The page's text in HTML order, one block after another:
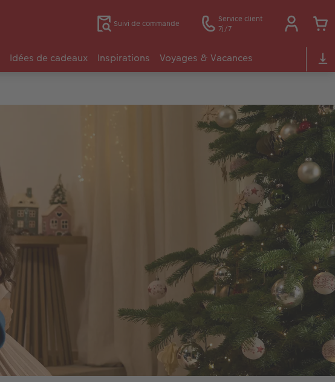
Suivi de commande
Service client
7j/7
Idées de cadeaux Inspirations Voyages & Vacances